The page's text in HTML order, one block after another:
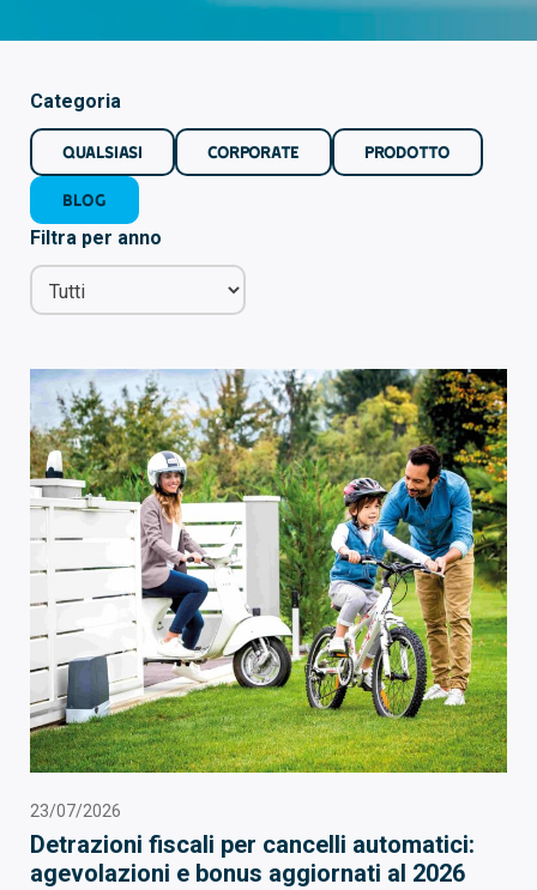
Categoria
QUALSIASI CORPORATE PRODOTTO
BLOG
Filtra per anno
23/07/2026
Detrazioni fiscali per cancelli automatici:
agevolazioni e bonus aggiornati al 2026